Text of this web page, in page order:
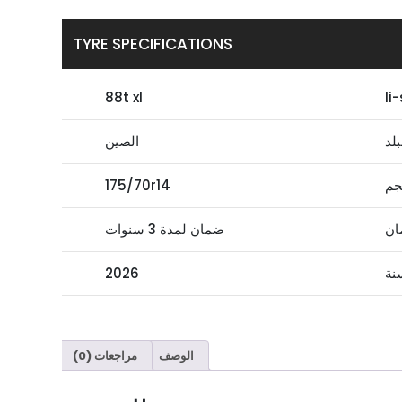
TYRE SPECIFICATIONS
li-
88t xl
الصين
175/70r14
ضمان لمدة 3 سنوات
2026
الوصف مراجعات (0)